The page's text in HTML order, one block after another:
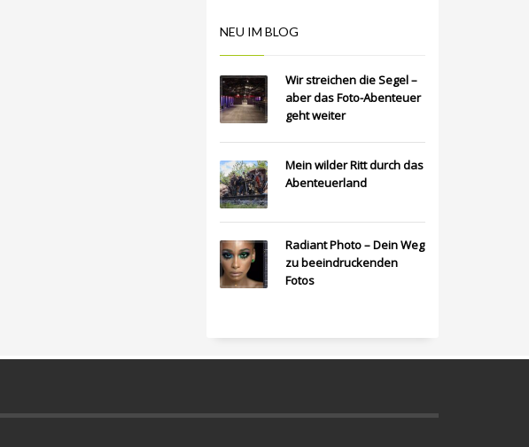
NEU IM BLOG
Wir streichen die Segel –
aber das Foto-Abenteuer
geht weiter
Mein wilder Ritt durch das
Abenteuerland
Radiant Photo – Dein Weg
zu beeindruckenden
Fotos